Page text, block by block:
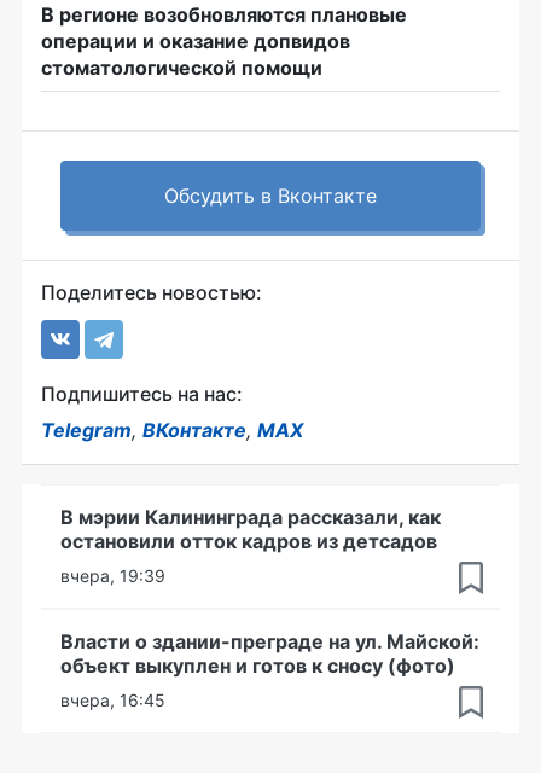
В регионе возобновляются плановые
операции и оказание допвидов
стоматологической помощи
Обсудить в Вконтакте
Поделитесь новостью:
Подпишитесь на нас:
Telegram, ВКонтакте, MAX
В мэрии Калининграда рассказали, как
остановили отток кадров из детсадов
вчера, 19:39
Власти о здании-преграде на ул. Майской:
объект выкуплен и готов к сносу (фото)
вчера, 16:45